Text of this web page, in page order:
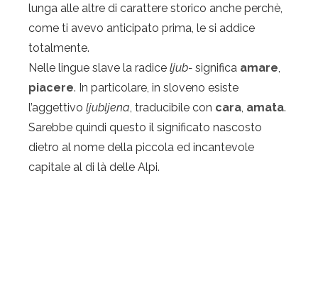
lunga alle altre di carattere storico anche perchè,
come ti avevo anticipato prima, le si addice
totalmente.
Nelle lingue slave la radice ljub- significa amare,
piacere. In particolare, in sloveno esiste
l’aggettivo ljubljena, traducibile con cara, amata.
Sarebbe quindi questo il significato nascosto
dietro al nome della piccola ed incantevole
capitale al di là delle Alpi.